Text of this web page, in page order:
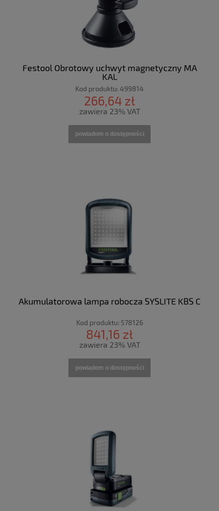
Festool Obrotowy uchwyt magnetyczny MA
KAL
Kod produktu: 499814
266,64 zł
zawiera 23% VAT
powiadom o dostępności
Akumulatorowa lampa robocza SYSLITE KBS C
Kod produktu: 578126
841,16 zł
zawiera 23% VAT
powiadom o dostępności